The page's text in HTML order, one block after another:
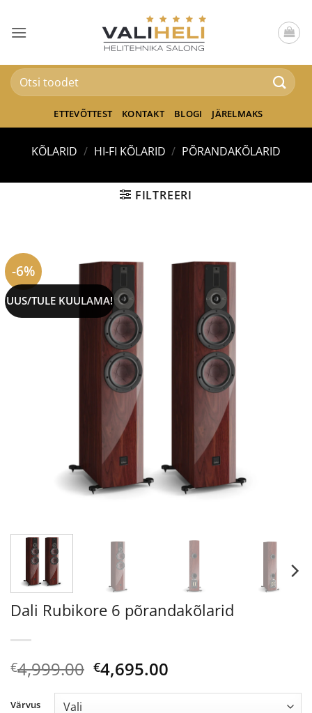
content
Otsi:
ETTEVÕTTEST KONTAKT BLOGI JÄRELMAKS
KÕLARID / HI-FI KÕLARID / PÕRANDAKÕLARID
FILTREERI
-6%
UUS/TULE KUULAMA!
Dali Rubikore 6 põrandakõlarid
€4,999.00 Algne
hind
€4,695.00
Värvus